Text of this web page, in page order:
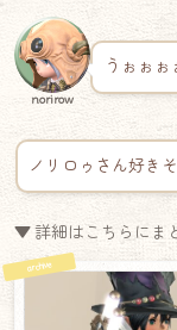
norirow
うぉぉ
ノリロゥさん好き
▼ 詳細はこちらにま